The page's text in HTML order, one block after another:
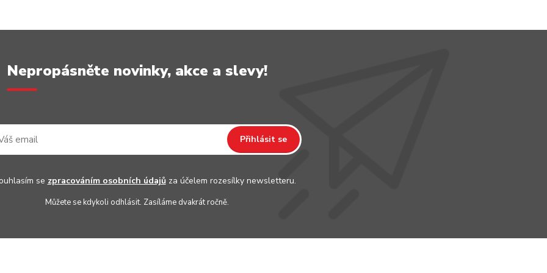
Nepropásněte novinky, akce a slevy!
Přihlásit se
se zpracováním osobních údajůza účelem rozesílky newsletteru.
Můžete se kdykoli odhlásit. Zasíláme dvakrát ročně.